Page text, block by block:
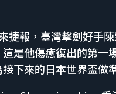
捷報，臺灣擊劍好手
是他傷癒復出的第一
下來的日本世界盃做